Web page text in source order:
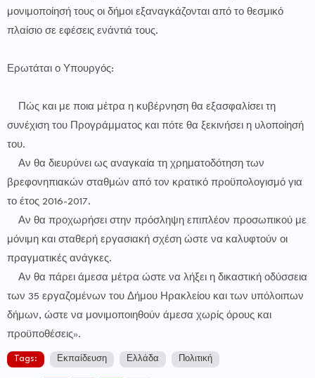
μονιμοποίησή τους οι δήμοι εξαναγκάζονται από το θεσμικό
πλαίσιο σε εφέσεις ενάντιά τους.
Ερωτάται ο Υπουργός:
Πώς και με ποια μέτρα η κυβέρνηση θα εξασφαλίσει τη
συνέχιση του Προγράμματος και πότε θα ξεκινήσει η υλοποίησή
του.
Αν θα διευρύνει ως αναγκαία τη χρηματοδότηση των
βρεφονηπιακών σταθμών από τον κρατικό προϋπολογισμό για
το έτος 2016-2017.
Αν θα προχωρήσει στην πρόσληψη επιπλέον προσωπικού με
μόνιμη και σταθερή εργασιακή σχέση ώστε να καλυφτούν οι
πραγματικές ανάγκες.
Αν θα πάρει άμεσα μέτρα ώστε να λήξει η δικαστική οδύσσεια
των 35 εργαζομένων του Δήμου Ηρακλείου και των υπόλοιπων
δήμων, ώστε να μονιμοποιηθούν άμεσα χωρίς όρους και
προϋποθέσεις».
Tags: Εκπαίδευση Ελλάδα Πολιτική